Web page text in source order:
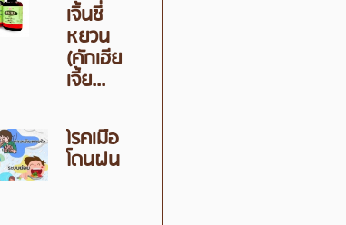
เจิ้นชี่
หยวน
(คักเฮีย
เจี้ย...
โรคเมื่อ
โดนฝน